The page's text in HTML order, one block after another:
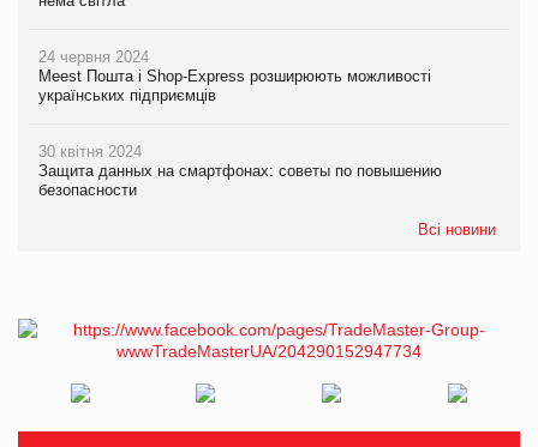
24 червня 2024
Meest Пошта і Shop-Express розширюють можливості
українських підприємців
30 квітня 2024
Защита данных на смартфонах: советы по повышению
безопасности
Всі новини